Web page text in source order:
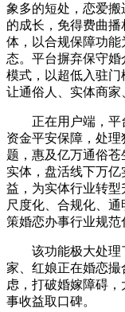
象多的短处，恋爱
的成长，免得费曲
体，以合规保障功
态。平台摒弃保守
模式，以超低入驻门
让通俗人、实体商家
正在用户端，平台
资金平安保障，处
题，惠及亿万通俗
实体，盘活线下万
益，为实体行业转
尺度化、合规化、
策婚恋办事行业规范
该功能极大处理
家、红娘正在婚恋
虑，打破婚嫁障碍
事收益取口碑。